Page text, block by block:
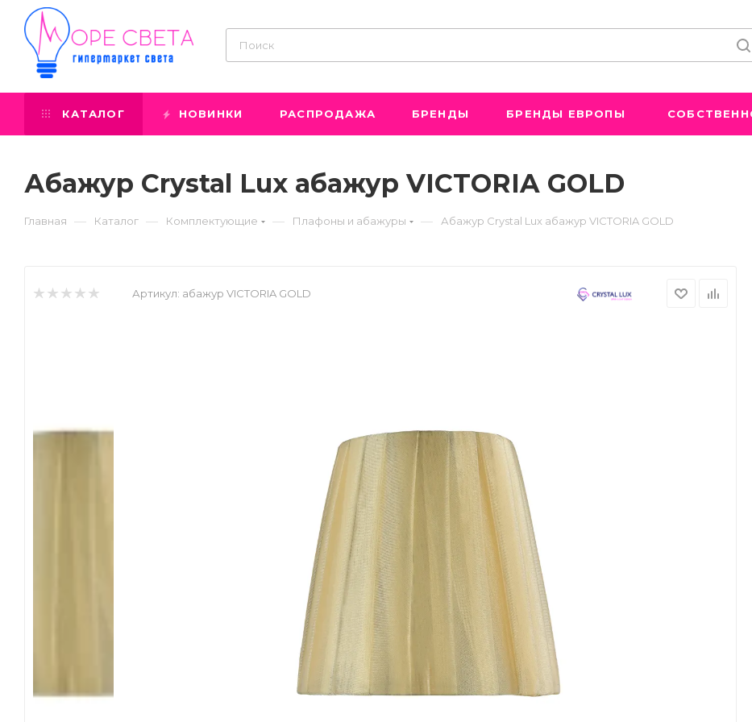
КАТАЛОГ НОВИНКИ РАСПРОДАЖА БРЕНДЫ БРЕНДЫ ЕВРОПЫ
Абажур Crystal Lux абажур VICTORIA GOLD
Главная — Каталог — Комплектующие — Плафоны и абажуры — Абажур Crystal Lux абажур VICTORIA GOLD
Артикул: абажур VICTORIA GOLD